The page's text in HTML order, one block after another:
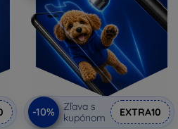
-10%
Zľava s
kupónom
EXTRA10